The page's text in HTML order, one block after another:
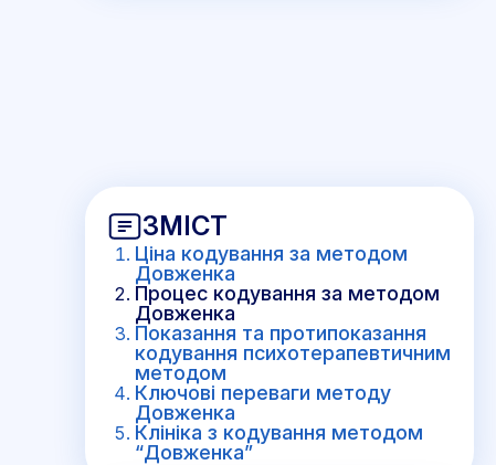
ЗМІСТ
Ціна кодування за методом
Довженка
Процес кодування за методом
Довженка
Показання та протипоказання
кодування психотерапевтичним
методом
Ключові переваги методу
Довженка
Клініка з кодування методом
“Довженка”